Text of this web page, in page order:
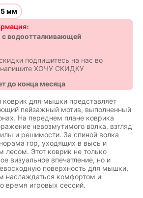
5 мм
водоотталкивающей
подпишитесь на нас во
ХОЧУ СКИДКУ
до конца месяца
коврик для мышки представляет
пейзажный мотив, выполненный
На переднем плане коврика
невозмутимого волка, взгляд
и решимости. За спиной волка
гор, уходящих в высь и
лесом. Этот коврик не только
визуальное впечатление, но и
поверхность для мышки,
наслаждаться комфортом и
время игровых сессий.